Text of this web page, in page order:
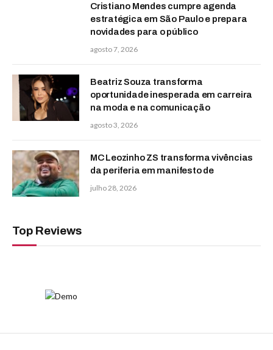
Cristiano Mendes cumpre agenda
estratégica em São Paulo e prepara
novidades para o público
agosto 7, 2026
Beatriz Souza transforma
oportunidade inesperada em carreira
na moda e na comunicação
agosto 3, 2026
MC Leozinho ZS transforma vivências
da periferia em manifesto de
julho 28, 2026
Top Reviews